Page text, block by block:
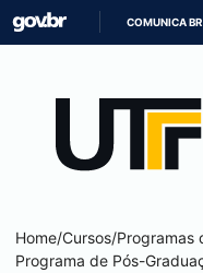
COMUNICA BR
Home/Cursos/Programas
Programa de Pós-